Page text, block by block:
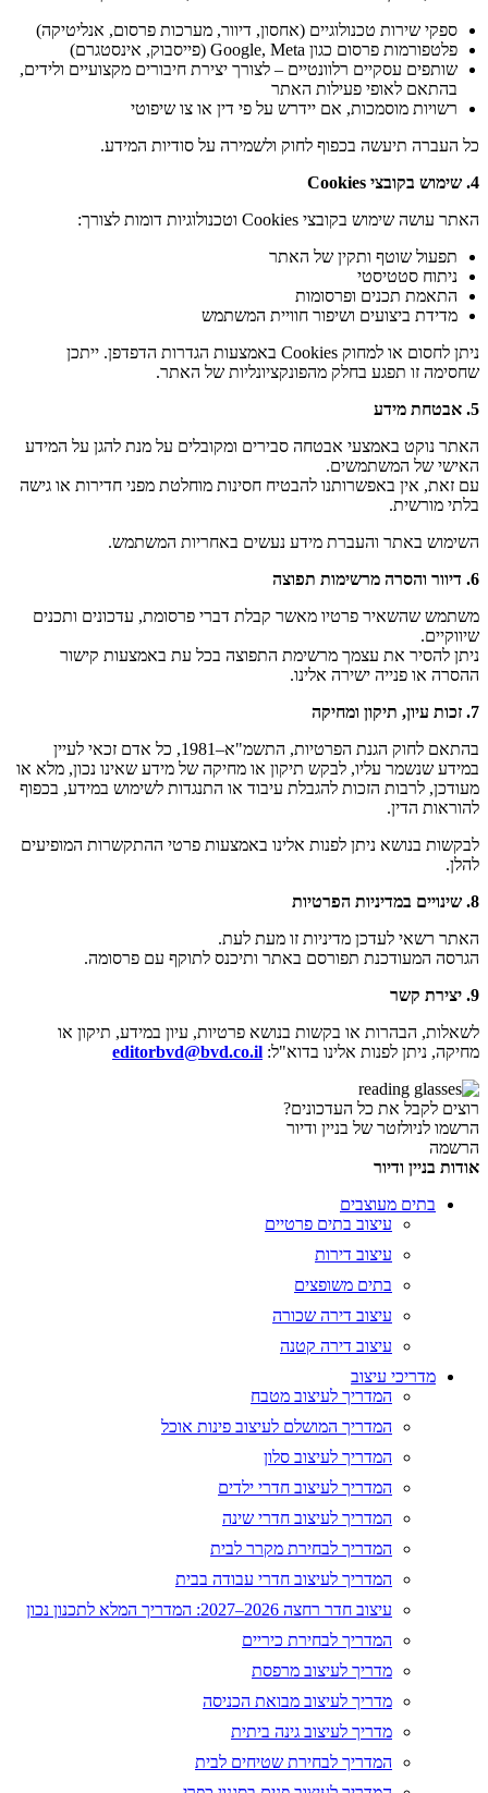
ספקי שירות טכנולוגיים (אחסון, דיוור, מערכות פרסום, אנליטיקה)
פלטפורמות פרסום כגון Google, Meta (פייסבוק, אינסטגרם)
שותפים עסקיים רלוונטיים – לצורך יצירת חיבורים מקצועיים ולידים,
בהתאם לאופי פעילות האתר
רשויות מוסמכות, אם יידרש על פי דין או צו שיפוטי
כל העברה תיעשה בכפוף לחוק ולשמירה על סודיות המידע.
4. שימוש בקובצי Cookies
האתר עושה שימוש בקובצי Cookies וטכנולוגיות דומות לצורך:
תפעול שוטף ותקין של האתר
ניתוח סטטיסטי
התאמת תכנים ופרסומות
מדידת ביצועים ושיפור חוויית המשתמש
ניתן לחסום או למחוק Cookies באמצעות הגדרות הדפדפן. ייתכן
שחסימה זו תפגע בחלק מהפונקציונליות של האתר.
5. אבטחת מידע
האתר נוקט באמצעי אבטחה סבירים ומקובלים על מנת להגן על המידע
האישי של המשתמשים.
עם זאת, אין באפשרותנו להבטיח חסינות מוחלטת מפני חדירות או גישה
בלתי מורשית.
השימוש באתר והעברת מידע נעשים באחריות המשתמש.
6. דיוור והסרה מרשימות תפוצה
משתמש שהשאיר פרטיו מאשר קבלת דברי פרסומת, עדכונים ותכנים
שיווקיים.
ניתן להסיר את עצמך מרשימת התפוצה בכל עת באמצעות קישור
ההסרה או פנייה ישירה אלינו.
7. זכות עיון, תיקון ומחיקה
בהתאם לחוק הגנת הפרטיות, התשמ"א–1981, כל אדם זכאי לעיין
במידע שנשמר עליו, לבקש תיקון או מחיקה של מידע שאינו נכון, מלא או
מעודכן, לרבות הזכות להגבלת עיבוד או התנגדות לשימוש במידע, בכפוף
להוראות הדין.
לבקשות בנושא ניתן לפנות אלינו באמצעות פרטי ההתקשרות המופיעים
להלן.
8. שינויים במדיניות הפרטיות
האתר רשאי לעדכן מדיניות זו מעת לעת.
הגרסה המעודכנת תפורסם באתר ותיכנס לתוקף עם פרסומה.
9. יצירת קשר
לשאלות, הבהרות או בקשות בנושא פרטיות, עיון במידע, תיקון או
מחיקה, ניתן לפנות אלינו בדוא"ל: editorbvd@bvd.co.il
רוצים לקבל את כל העדכונים?
הרשמו לניולזטר של בניין ודיור
הרשמה
אודות בניין ודיור
בתים מעוצבים
עיצוב בתים פרטיים
עיצוב דירות
בתים משופצים
עיצוב דירה שכורה
עיצוב דירה קטנה
מדריכי עיצוב
המדריך לעיצוב מטבח
המדריך המושלם לעיצוב פינות אוכל
המדריך לעיצוב סלון
המדריך לעיצוב חדרי ילדים
המדריך לעיצוב חדרי שינה
המדריך לבחירת מקרר לבית
המדריך לעיצוב חדרי עבודה בבית
עיצוב חדר רחצה 2026–2027: המדריך המלא לתכנון נכון
המדריך לבחירת כיריים
מדריך לעיצוב מרפסת
מדריך לעיצוב מבואת הכניסה
מדריך לעיצוב גינה ביתית
המדריך לבחירת שטיחים לבית